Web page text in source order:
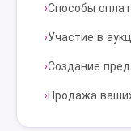
›Способы
›Участие в
›Создание
›Продажа